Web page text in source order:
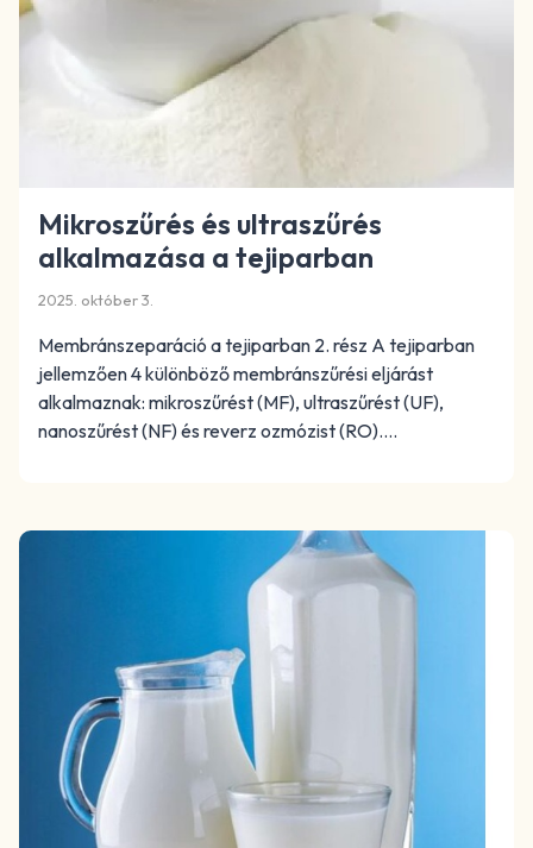
Mikroszűrés és ultraszűrés
alkalmazása a tejiparban
2025. október 3.
Membránszeparáció a tejiparban 2. rész A tejiparban
jellemzően 4 különböző membránszűrési eljárást
alkalmaznak: mikroszűrést (MF), ultraszűrést (UF),
nanoszűrést (NF) és reverz ozmózist (RO)….